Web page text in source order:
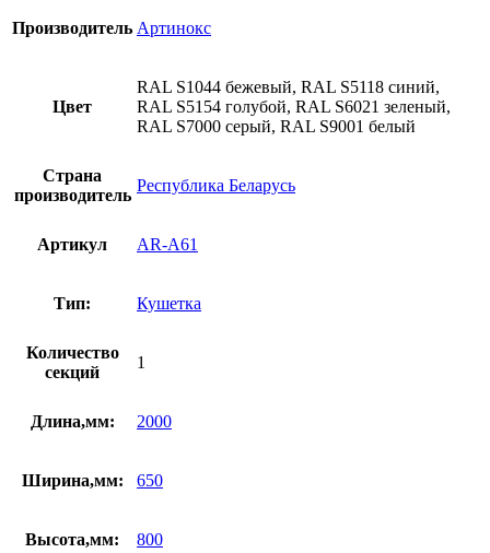
Производитель Артинокс
Цвет
RAL S1044 бежевый, RAL S5118 синий,
RAL S5154 голубой, RAL S6021 зеленый,
RAL S7000 серый, RAL S9001 белый
Страна
производитель
Республика Беларусь
Артикул AR-A61
Тип: Кушетка
Количество
секций
1
Длина,мм: 2000
Ширина,мм: 650
Высота,мм: 800